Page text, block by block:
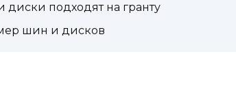
подходят на гранту
шин и дисков